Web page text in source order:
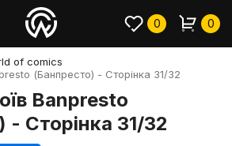
0 0
of comics
(Банпресто) - Сторінка 31/32
Banpresto
- Сторінка 31/32